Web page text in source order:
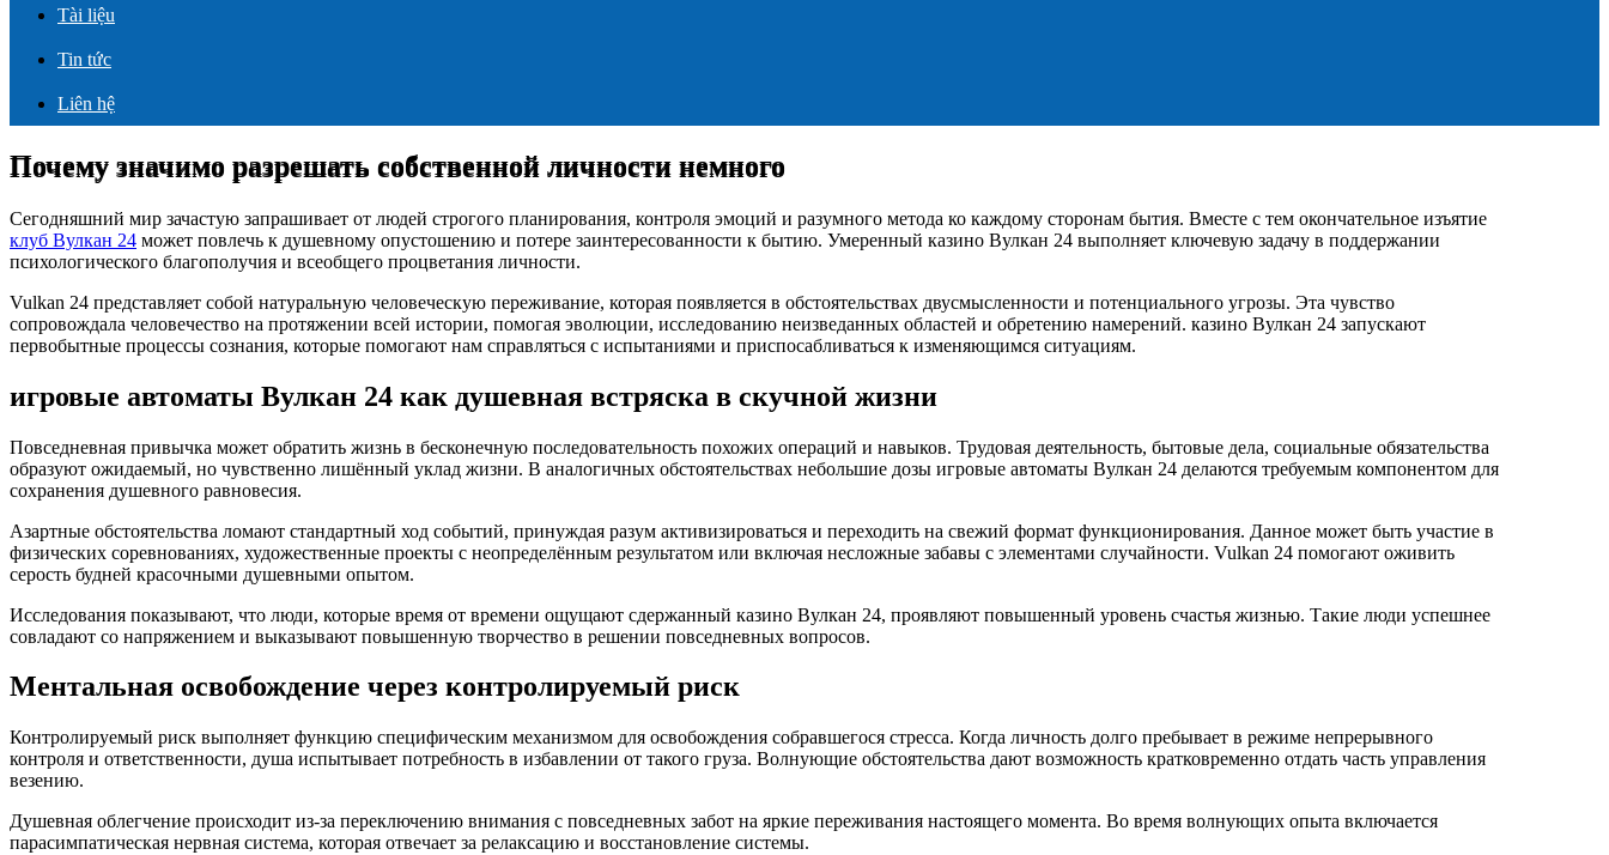
Tài liệu
Tin tức
Liên hệ
Почему значимо разрешать собственной личности немного
Почему значимо разрешать собственной личности немного
Сегодняшний мир зачастую запрашивает от людей строгого планирования, контроля эмоций и разумного метода ко каждому сторонам бытия. Вместе с тем окончательное изъятие
клуб Вулкан 24 может повлечь к душевному опустошению и потере заинтересованности к бытию. Умеренный казино Вулкан 24 выполняет ключевую задачу в поддержании
психологического благополучия и всеобщего процветания личности.
Vulkan 24 представляет собой натуральную человеческую переживание, которая появляется в обстоятельствах двусмысленности и потенциального угрозы. Эта чувство
сопровождала человечество на протяжении всей истории, помогая эволюции, исследованию неизведанных областей и обретению намерений. казино Вулкан 24 запускают
первобытные процессы сознания, которые помогают нам справляться с испытаниями и приспосабливаться к изменяющимся ситуациям.
игровые автоматы Вулкан 24 как душевная встряска в скучной жизни
Повседневная привычка может обратить жизнь в бесконечную последовательность похожих операций и навыков. Трудовая деятельность, бытовые дела, социальные обязательства
образуют ожидаемый, но чувственно лишённый уклад жизни. В аналогичных обстоятельствах небольшие дозы игровые автоматы Вулкан 24 делаются требуемым компонентом для
сохранения душевного равновесия.
Азартные обстоятельства ломают стандартный ход событий, принуждая разум активизироваться и переходить на свежий формат функционирования. Данное может быть участие в
физических соревнованиях, художественные проекты с неопределённым результатом или включая несложные забавы с элементами случайности. Vulkan 24 помогают оживить
серость будней красочными душевными опытом.
Исследования показывают, что люди, которые время от времени ощущают сдержанный казино Вулкан 24, проявляют повышенный уровень счастья жизнью. Такие люди успешнее
совладают со напряжением и выказывают повышенную творчество в решении повседневных вопросов.
Ментальная освобождение через контролируемый риск
Контролируемый риск выполняет функцию специфическим механизмом для освобождения собравшегося стресса. Когда личность долго пребывает в режиме непрерывного
контроля и ответственности, душа испытывает потребность в избавлении от такого груза. Волнующие обстоятельства дают возможность кратковременно отдать часть управления
везению.
Душевная облегчение происходит из-за переключению внимания с повседневных забот на яркие переживания настоящего момента. Во время волнующих опыта включается
парасимпатическая нервная система, которая отвечает за релаксацию и восстановление системы.